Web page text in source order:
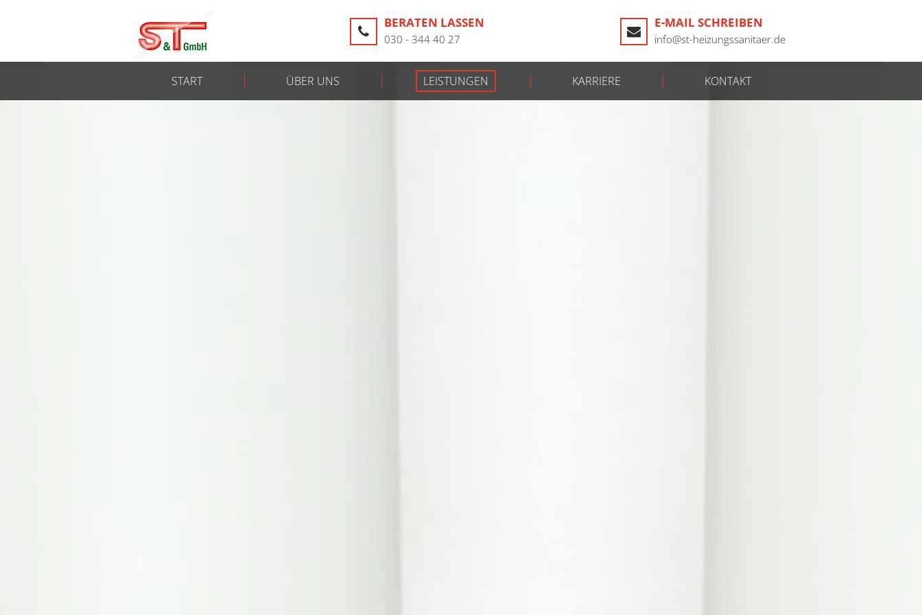
BERATEN LASSEN
030 - 344 40 27
E-MAIL SCHREIBEN
info@st-heizungssanitaer.de
START ÜBER UNS LEISTUNGEN KARRIERE KONTAKT